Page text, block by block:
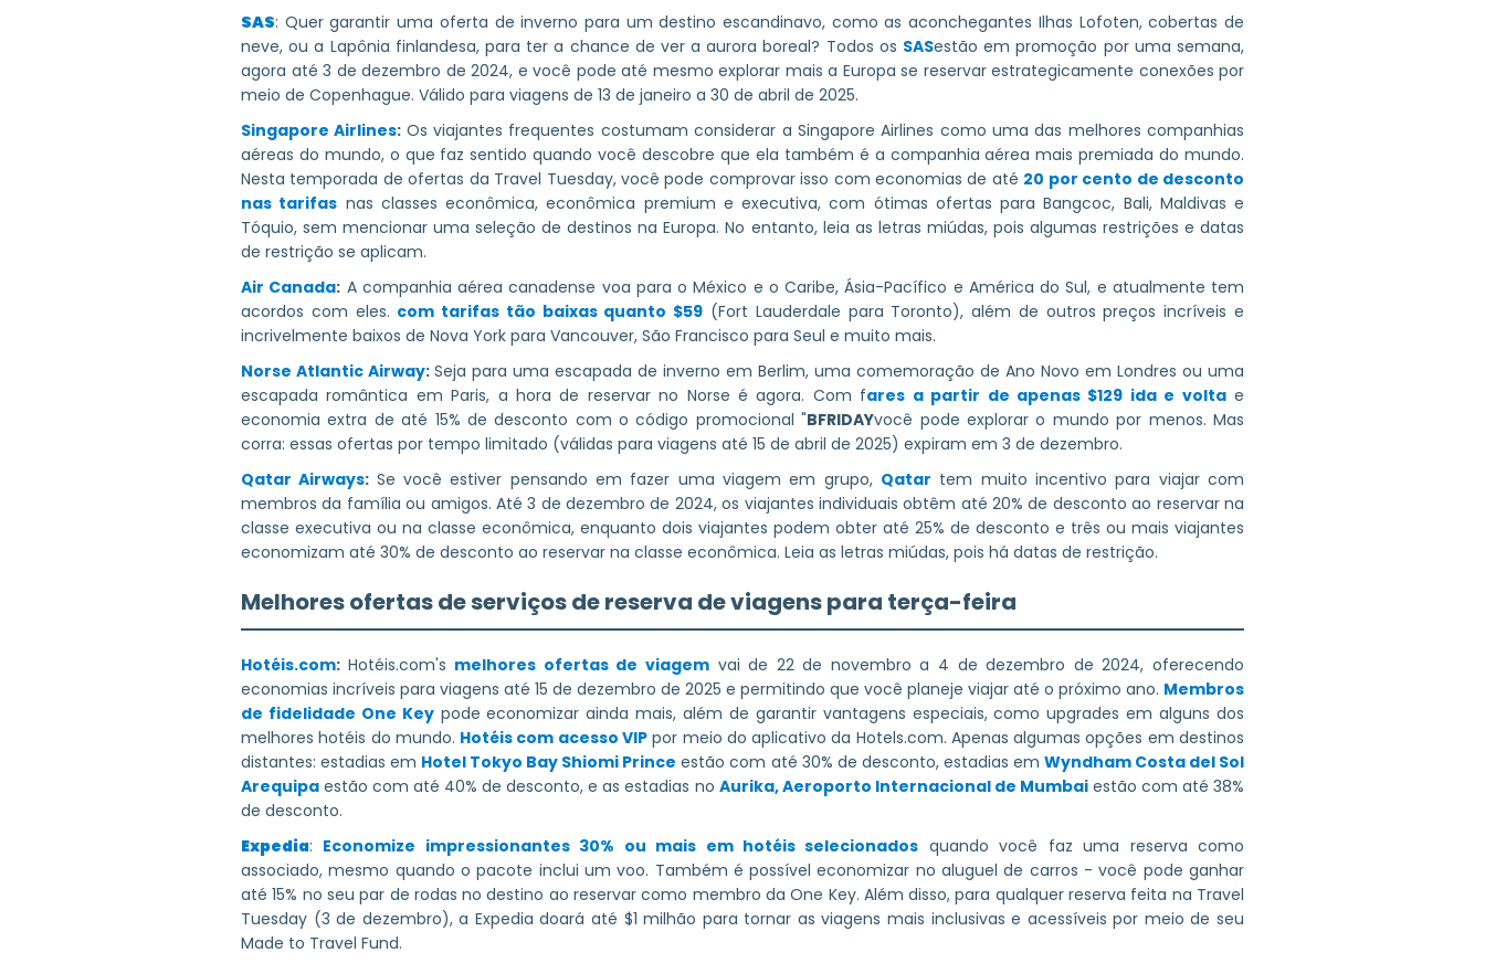
SAS: Quer garantir uma oferta de inverno para um destino escandinavo, como as aconchegantes Ilhas Lofoten, cobertas de
neve, ou a Lapônia finlandesa, para ter a chance de ver a aurora boreal? Todos os SASestão em promoção por uma semana,
agora até 3 de dezembro de 2024, e você pode até mesmo explorar mais a Europa se reservar estrategicamente conexões por
meio de Copenhague. Válido para viagens de 13 de janeiro a 30 de abril de 2025.
Singapore Airlines: Os viajantes frequentes costumam considerar a Singapore Airlines como uma das melhores companhias
aéreas do mundo, o que faz sentido quando você descobre que ela também é a companhia aérea mais premiada do mundo.
Nesta temporada de ofertas da Travel Tuesday, você pode comprovar isso com economias de até 20 por cento de desconto
nas tarifas nas classes econômica, econômica premium e executiva, com ótimas ofertas para Bangcoc, Bali, Maldivas e
Tóquio, sem mencionar uma seleção de destinos na Europa. No entanto, leia as letras miúdas, pois algumas restrições e datas
de restrição se aplicam.
Air Canada: A companhia aérea canadense voa para o México e o Caribe, Ásia-Pacífico e América do Sul, e atualmente tem
acordos com eles. com tarifas tão baixas quanto $59 (Fort Lauderdale para Toronto), além de outros preços incríveis e
incrivelmente baixos de Nova York para Vancouver, São Francisco para Seul e muito mais.
Norse Atlantic Airway: Seja para uma escapada de inverno em Berlim, uma comemoração de Ano Novo em Londres ou uma
escapada romântica em Paris, a hora de reservar no Norse é agora. Com fares a partir de apenas $129 ida e voltae
economia extra de até 15% de desconto com o código promocional "BFRIDAYvocê pode explorar o mundo por menos. Mas
corra: essas ofertas por tempo limitado (válidas para viagens até 15 de abril de 2025) expiram em 3 de dezembro.
Qatar Airways: Se você estiver pensando em fazer uma viagem em grupo, Qatar tem muito incentivo para viajar com
membros da família ou amigos. Até 3 de dezembro de 2024, os viajantes individuais obtêm até 20% de desconto ao reservar na
classe executiva ou na classe econômica, enquanto dois viajantes podem obter até 25% de desconto e três ou mais viajantes
economizam até 30% de desconto ao reservar na classe econômica. Leia as letras miúdas, pois há datas de restrição.
Melhores ofertas de serviços de reserva de viagens para terça-feira
Hotéis.com: Hotéis.com's melhores ofertas de viagemvai de 22 de novembro a 4 de dezembro de 2024, oferecendo
economias incríveis para viagens até 15 de dezembro de 2025 e permitindo que você planeje viajar até o próximo ano. Membros
de fidelidade One Keypode economizar ainda mais, além de garantir vantagens especiais, como upgrades em alguns dos
melhores hotéis do mundo. Hotéis com acesso VIPpor meio do aplicativo da Hotels.com. Apenas algumas opções em destinos
distantes: estadias em Hotel Tokyo Bay Shiomi Prince estão com até 30% de desconto, estadias em Wyndham Costa del Sol
Arequipa estão com até 40% de desconto, e as estadias no Aurika, Aeroporto Internacional de Mumbaiestão com até 38%
de desconto.
Expedia: Economize impressionantes 30% ou mais em hotéis selecionados quando você faz uma reserva como
associado, mesmo quando o pacote inclui um voo. Também é possível economizar no aluguel de carros - você pode ganhar
até 15% no seu par de rodas no destino ao reservar como membro da One Key. Além disso, para qualquer reserva feita na Travel
Tuesday (3 de dezembro), a Expedia doará até $1 milhão para tornar as viagens mais inclusivas e acessíveis por meio de seu
Made to Travel Fund.